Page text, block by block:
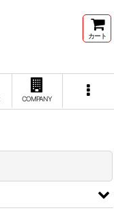
カート
COMPANY